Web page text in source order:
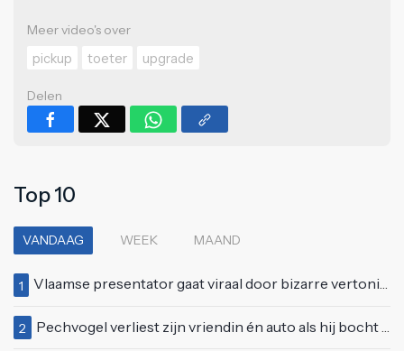
Meer video's over
pickup
toeter upgrade
Delen
Top 10
VANDAAG WEEK MAAND
1 Vlaamse presentator gaat viraal door bizarre vertoning op live televisie: "Helemaal stijf van de bloem"
2 Pechvogel verliest zijn vriendin én auto als hij bocht te scherp neemt